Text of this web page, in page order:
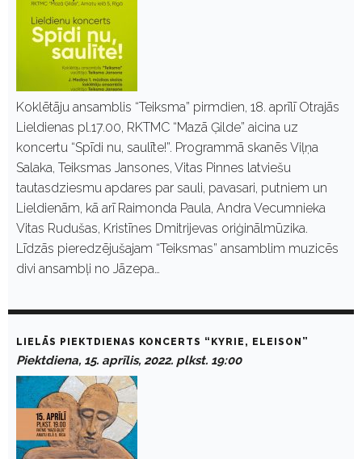
Koklētāju ansamblis “Teiksma” pirmdien, 18. aprīlī Otrajās
Lieldienas pl.17.00, RKTMC “Mazā Ģilde” aicina uz
koncertu “Spīdi nu, saulīte!”. Programmā skanēs Viļņa
Salaka, Teiksmas Jansones, Vitas Pinnes latviešu
tautasdziesmu apdares par sauli, pavasari, putniem un
Lieldienām, kā arī Raimonda Paula, Andra Vecumnieka
Vitas Rudušas, Kristīnes Dmitrijevas oriģinālmūzika.
Līdzās pieredzējušajam “Teiksmas” ansamblim muzicēs
divi ansambļi no Jāzepa…
LIELĀS PIEKTDIENAS KONCERTS “KYRIE, ELEISON”
Piektdiena, 15. aprīlis, 2022. plkst. 19:00